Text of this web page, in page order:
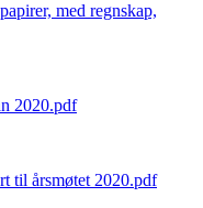
med regnskap,
2020.pdf
til årsmøtet 2020.pdf